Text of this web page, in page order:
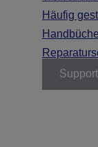
Häufig